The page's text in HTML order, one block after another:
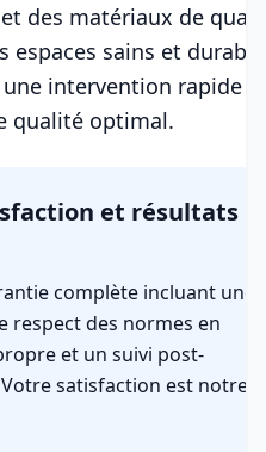
des matériaux de
espaces sains et
intervention rapide
qualité optimal.
et résultats
complète incluant une
respect des normes en
et un suivi post-
satisfaction est notre